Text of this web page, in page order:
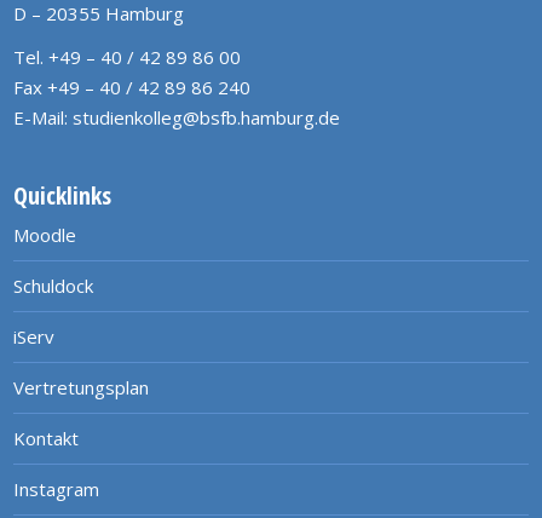
D – 20355 Hamburg
Tel. +49 – 40 / 42 89 86 00
Fax +49 – 40 / 42 89 86 240
E-Mail: studienkolleg@bsfb.hamburg.de
Quicklinks
Moodle
Schuldock
iServ
Vertretungsplan
Kontakt
Instagram